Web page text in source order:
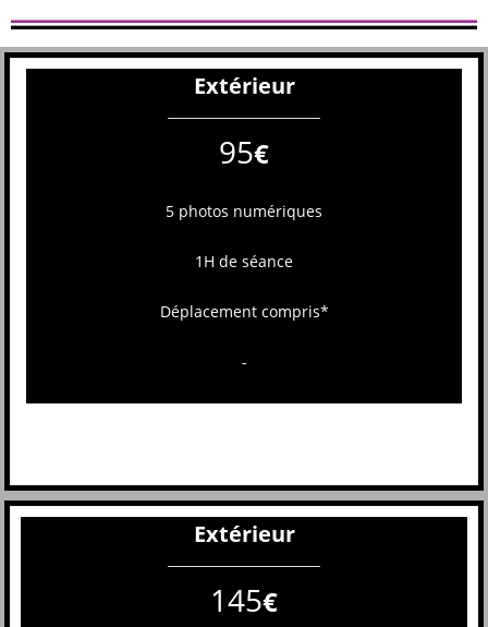
Extérieur
95€
5 photos numériques
1H de séance
Déplacement compris*
-
Extérieur
145€